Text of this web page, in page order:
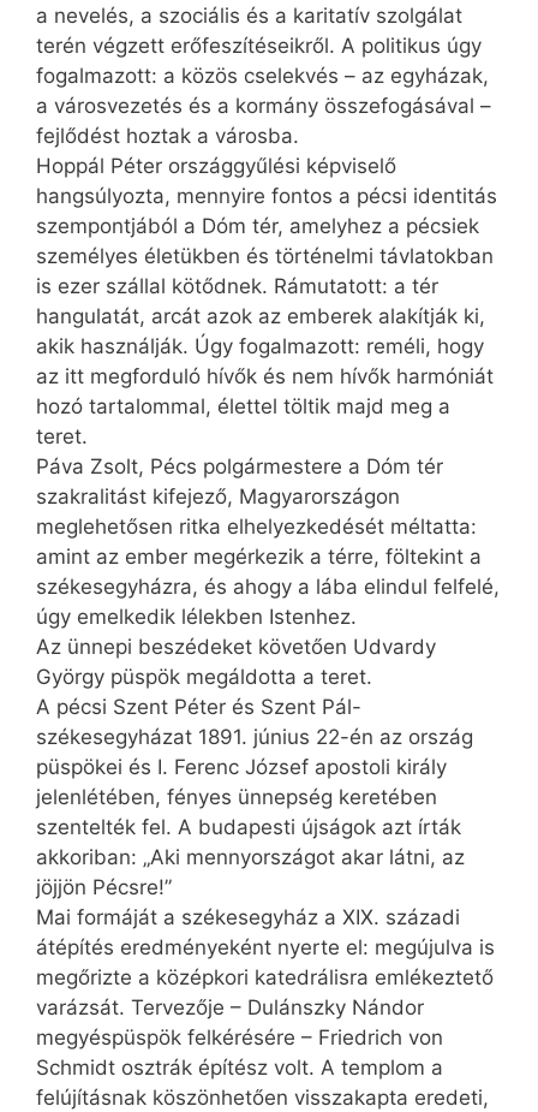
a nevelés, a szociális és a karitatív szolgálat
terén végzett erőfeszítéseikről. A politikus úgy
fogalmazott: a közös cselekvés – az egyházak,
a városvezetés és a kormány összefogásával –
fejlődést hoztak a városba.
Hoppál Péter országgyűlési képviselő
hangsúlyozta, mennyire fontos a pécsi identitás
szempontjából a Dóm tér, amelyhez a pécsiek
személyes életükben és történelmi távlatokban
is ezer szállal kötődnek. Rámutatott: a tér
hangulatát, arcát azok az emberek alakítják ki,
akik használják. Úgy fogalmazott: reméli, hogy
az itt megforduló hívők és nem hívők harmóniát
hozó tartalommal, élettel töltik majd meg a
teret.
Páva Zsolt, Pécs polgármestere a Dóm tér
szakralitást kifejező, Magyarországon
meglehetősen ritka elhelyezkedését méltatta:
amint az ember megérkezik a térre, föltekint a
székesegyházra, és ahogy a lába elindul felfelé,
úgy emelkedik lélekben Istenhez.
Az ünnepi beszédeket követően Udvardy
György püspök megáldotta a teret.
A pécsi Szent Péter és Szent Pál-
székesegyházat 1891. június 22-én az ország
püspökei és I. Ferenc József apostoli király
jelenlétében, fényes ünnepség keretében
szentelték fel. A budapesti újságok azt írták
akkoriban: „Aki mennyországot akar látni, az
jöjjön Pécsre!”
Mai formáját a székesegyház a XIX. századi
átépítés eredményeként nyerte el: megújulva is
megőrizte a középkori katedrálisra emlékeztető
varázsát. Tervezője – Dulánszky Nándor
megyéspüspök felkérésére – Friedrich von
Schmidt osztrák építész volt. A templom a
felújításnak köszönhetően visszakapta eredeti,